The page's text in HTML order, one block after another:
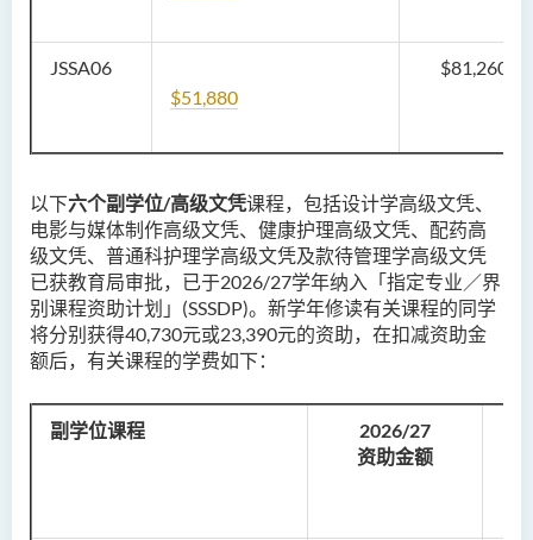
JSSA06
$51,880
$81,260
以下六个副学位/高级文凭课程，包括设计学高级文凭、
电影与媒体制作高级文凭、健康护理高级文凭、配药高
级文凭、普通科护理学高级文凭及款待管理学高级文凭
已获教育局审批，已于2026/27学年纳入「指定专业／界
别课程资助计划」(SSSDP)。新学年修读有关课程的同学
将分别获得40,730元或23,390元的资助，在扣减资助金
额后，有关课程的学费如下：
副学位课程
2026/27
资助金额